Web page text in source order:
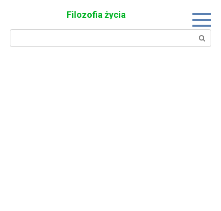
Filozofia życia
Search: